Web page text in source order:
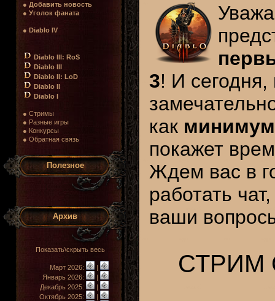
● Добавить новость
● Уголок фаната
● Diablo IV
Diablo III: RoS
Diablo III
Diablo II: LoD
Diablo II
Diablo I
● Стримы
● Разные игры
● Конкурсы
● Обратная связь
Полезное
Архив
Показать\скрыть весь
Март 2026:
|
Январь 2026:
|
Декабрь 2025:
|
Октябрь 2025:
|
3! И сегодня,
как
покажет
Ждем вас в
работать
ваши
СТРИМ